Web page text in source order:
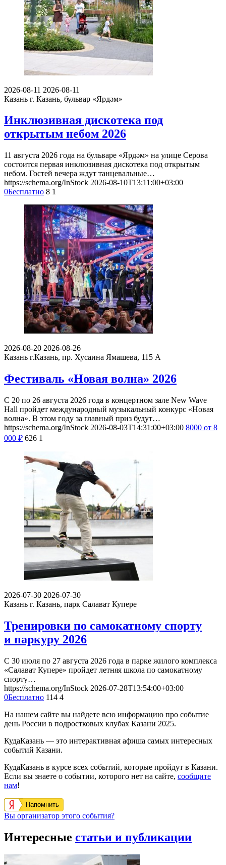
2026-08-11 2026-08-11
Казань г. Казань, бульвар «Ярдәм»
Инклюзивная дискотека под
открытым небом 2026
11 августа 2026 года на бульваре «Ярдәм» на улице Серова
состоится первая инклюзивная дискотека под открытым
небом. Гостей вечера ждут танцевальные…
https://schema.org/InStock 2026-08-10T13:11:00+03:00
0Бесплатно 8 1
2026-08-20 2026-08-26
Казань г.Казань, пр. Хусаина Ямашева, 115 A
Фестиваль «Новая волна» 2026
С 20 по 26 августа 2026 года в концертном зале New Wave
Hall пройдет международный музыкальный конкурс «Новая
волна». В этом году за главный приз будут…
https://schema.org/InStock 2026-08-03T14:31:00+03:00 8000 от 8
000 ₽ 626 1
2026-07-30 2026-07-30
Казань г. Казань, парк Салават Купере
Тренировки по самокатному спорту
и паркуру 2026
С 30 июля по 27 августа 2026 года в парке жилого комплекса
«Салават Купере» пройдет летняя школа по самокатному
спорту…
https://schema.org/InStock 2026-07-28T13:54:00+03:00
0Бесплатно 114 4
На нашем сайте вы найдете всю информацию про событие
день России в подростковых клубах Казани 2025.
КудаКазань — это интерактивная афиша самых интересных
событий Казани.
КудаКазань в курсе всех событий, которые пройдут в Казани.
Если вы знаете о событии, которого нет на сайте, сообщите
нам!
Напомнить
Вы организатор этого события?
Интересные статьи и публикации